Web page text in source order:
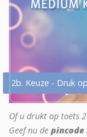
2b. Keuze - Druk
Of u drukt op toets 2.
Geef nu de pincode